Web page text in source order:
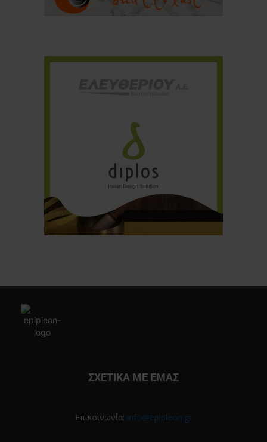
ΣΧΕΤΙΚΑ ΜΕ ΕΜΑΣ
Επικοινωνία: info@epipleon.gr